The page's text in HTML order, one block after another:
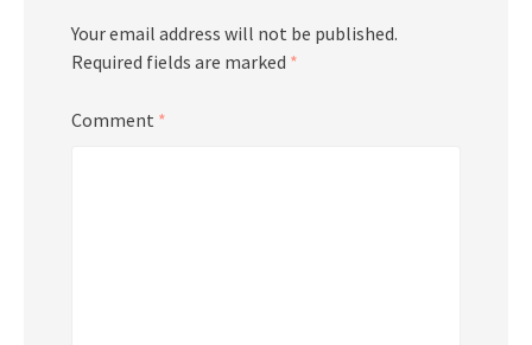
Your email address will not be published.
Required fields are marked *
Comment *